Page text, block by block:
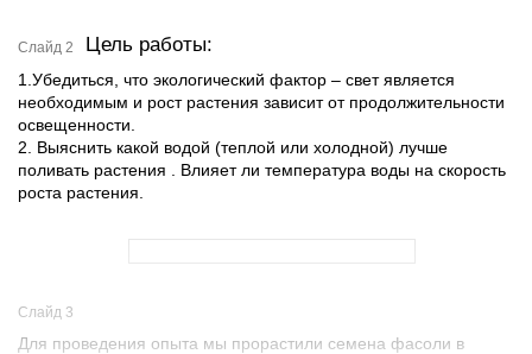
Слайд 2 Цель работы:
1.Убедиться, что экологический фактор – свет является
необходимым и рост растения зависит от продолжительности
освещенности.
2. Выяснить какой водой (теплой или холодной) лучше
поливать растения . Влияет ли температура воды на скорость
роста растения.
Слайд 3
Для проведения опыта мы прорастили семена фасоли в